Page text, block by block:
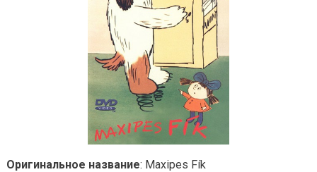
Оригинальное название: Maxipes Fík